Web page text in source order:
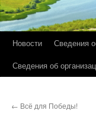
Перейти
Новости Сведения
Сведения об
← Всё для Победы!